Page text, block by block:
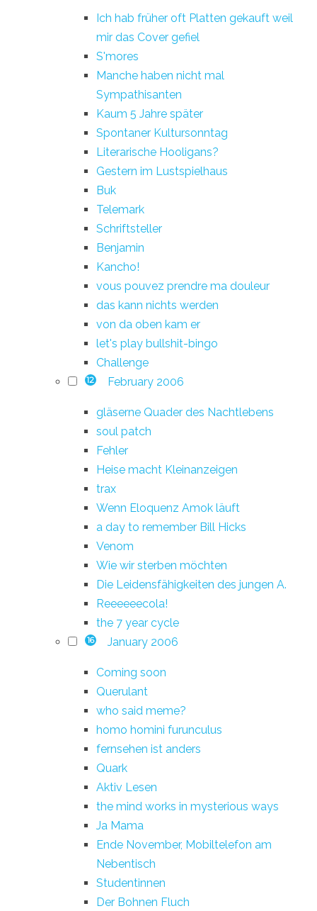
Ich hab früher oft Platten gekauft weil
mir das Cover gefiel
S'mores
Manche haben nicht mal
Sympathisanten
Kaum 5 Jahre später
Spontaner Kultursonntag
Literarische Hooligans?
Gestern im Lustspielhaus
Buk
Telemark
Schriftsteller
Benjamin
Kancho!
vous pouvez prendre ma douleur
das kann nichts werden
von da oben kam er
let's play bullshit-bingo
Challenge
12 February 2006
gläserne Quader des Nachtlebens
soul patch
Fehler
Heise macht Kleinanzeigen
trax
Wenn Eloquenz Amok läuft
a day to remember Bill Hicks
Venom
Wie wir sterben möchten
Die Leidensfähigkeiten des jungen A.
Reeeeeecola!
the 7 year cycle
16 January 2006
Coming soon
Querulant
who said meme?
homo homini furunculus
fernsehen ist anders
Quark
Aktiv Lesen
the mind works in mysterious ways
Ja Mama
Ende November, Mobiltelefon am
Nebentisch
Studentinnen
Der Bohnen Fluch